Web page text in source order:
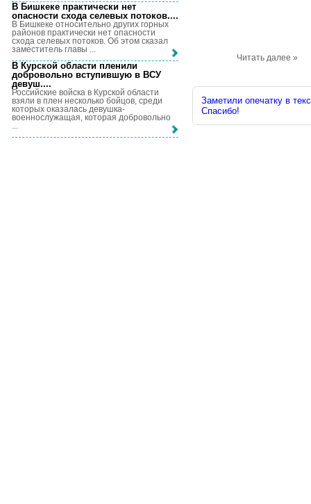
Читать далее »
Заметили опечатку в
Спасибо!
В Бишкеке практически нет
опасности схода селевых потоков....
В Бишкеке относительно других горных
районов практически нет опасности
схода селевых потоков. Об этом сказал
заместитель главы ...
В Курской области пленили
добровольно вступившую в ВСУ
девуш....
Российские войска в Курской области
взяли в плен несколько бойцов, среди
которых оказалась девушка-
военнослужащая, которая добровольно
...